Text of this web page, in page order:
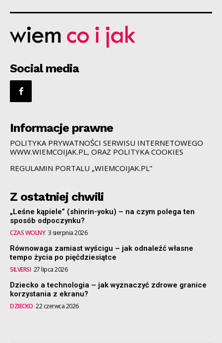
Social media
Informacje prawne
POLITYKA PRYWATNOŚCI SERWISU INTERNETOWEGO
WWW.WIEMCOIJAK.PL, ORAZ POLITYKA COOKIES
REGULAMIN PORTALU „WIEMCOIJAK.PL”
Z ostatniej chwili
„Leśne kąpiele” (shinrin-yoku) – na czym polega ten
sposób odpoczynku?
CZAS WOLNY 3 sierpnia 2026
Równowaga zamiast wyścigu – jak odnaleźć własne
tempo życia po pięćdziesiątce
SILVERSI 27 lipca 2026
Dziecko a technologia – jak wyznaczyć zdrowe granice
korzystania z ekranu?
DZIECKO 22 czerwca 2026